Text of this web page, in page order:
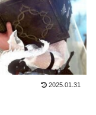
2025.01.31